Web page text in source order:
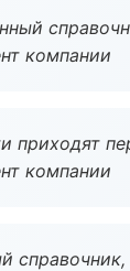
компании
приходят
компании